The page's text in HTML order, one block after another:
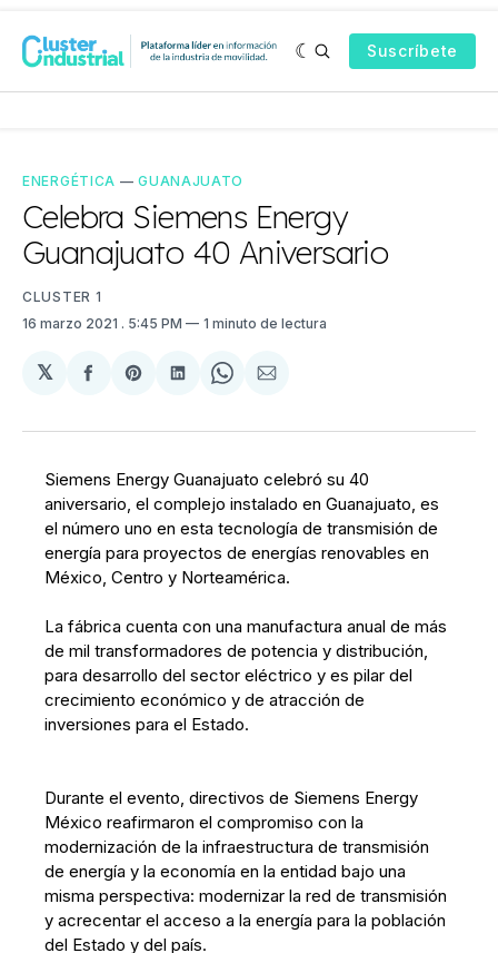
Suscríbete
ENERGÉTICA —GUANAJUATO
Celebra Siemens Energy
Guanajuato 40 Aniversario
CLUSTER 1
16 marzo 2021 . 5:45 PM 1 minuto de lectura
𝕏
Compartir
Facebook
Share
Pinterest
Compartir
LinkedIn
Share
WhatsApp
Compartir
Email
Siemens Energy Guanajuato celebró su 40
aniversario, el complejo instalado en Guanajuato, es
el número uno en esta tecnología de transmisión de
energía para proyectos de energías renovables en
México, Centro y Norteamérica.
La fábrica cuenta con una manufactura anual de más
de mil transformadores de potencia y distribución,
para desarrollo del sector eléctrico y es pilar del
crecimiento económico y de atracción de
inversiones para el Estado.
Durante el evento, directivos de Siemens Energy
México reafirmaron el compromiso con la
modernización de la infraestructura de transmisión
de energía y la economía en la entidad bajo una
misma perspectiva: modernizar la red de transmisión
y acrecentar el acceso a la energía para la población
del Estado y del país.